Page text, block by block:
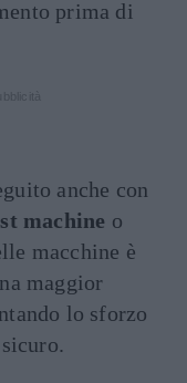
prima di
anche con
machine o
macchine è
maggior
lo sforzo